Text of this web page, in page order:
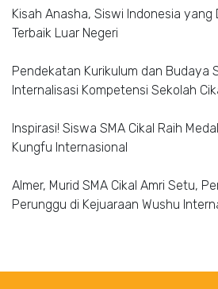
Kisah Anasha, Siswi Indonesia yang
Terbaik Luar Negeri
Pendekatan Kurikulum dan Budaya
Internalisasi Kompetensi Sekolah
Inspirasi! Siswa SMA Cikal Raih
Kungfu Internasional
Almer, Murid SMA Cikal Amri Setu,
Perunggu di Kejuaraan Wushu